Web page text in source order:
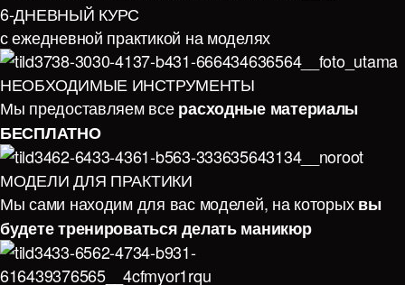
6-ДНЕВНЫЙ КУРС
с ежедневной практикой на моделях
НЕОБХОДИМЫЕ ИНСТРУМЕНТЫ
Мы предоставляем всерасходные материалы
БЕСПЛАТНО
МОДЕЛИ ДЛЯ ПРАКТИКИ
Мы сами находим для вас моделей, на которыхвы
будете тренироваться делать маникюр